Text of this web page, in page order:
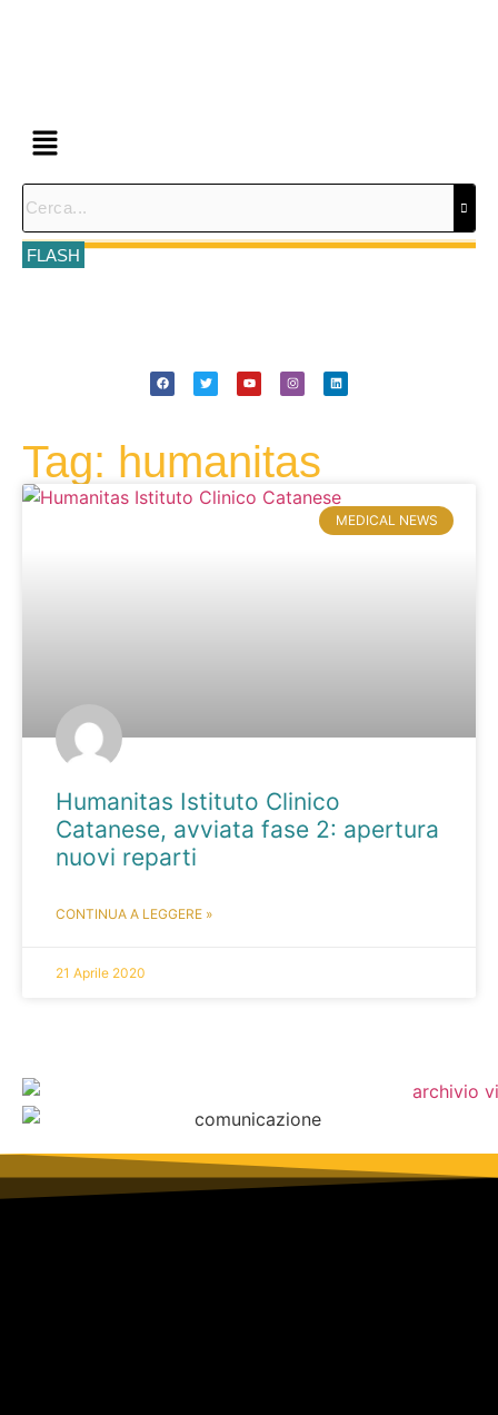
FLASH
Tag: humanitas
MEDICAL NEWS
Humanitas Istituto Clinico
Catanese, avviata fase 2: apertura
nuovi reparti
CONTINUA A LEGGERE »
21 Aprile 2020